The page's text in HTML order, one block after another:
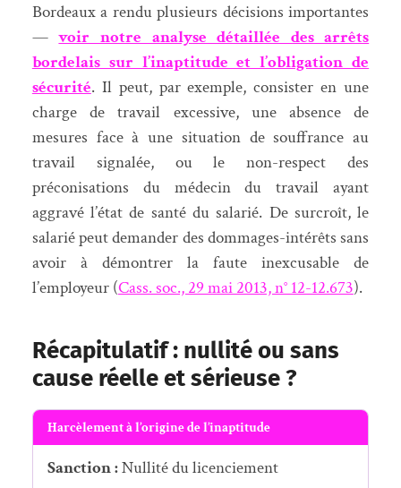
Bordeaux a rendu plusieurs décisions importantes
—voir notre analyse détaillée des arrêts
bordelais sur l’inaptitude et l’obligation de
sécurité. Il peut, par exemple, consister en une
charge de travail excessive, une absence de
mesures face à une situation de souffrance au
travail signalée, ou le non-respect des
préconisations du médecin du travail ayant
aggravé l’état de santé du salarié. De surcroît, le
salarié peut demander des dommages-intérêts sans
avoir à démontrer la faute inexcusable de
l’employeur (Cass. soc., 29 mai 2013, n° 12-12.673).
Récapitulatif : nullité ou sans
cause réelle et sérieuse ?
Harcèlement à l’origine de l’inaptitude
Sanction :Nullité du licenciement